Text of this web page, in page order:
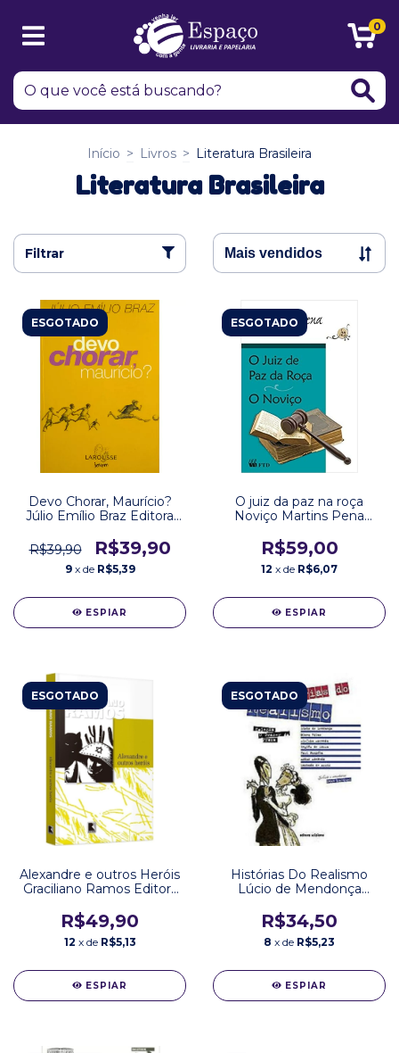
0
Início > Livros > Literatura Brasileira
Literatura Brasileira
Filtrar
ESGOTADO
Devo Chorar, Maurício?
Júlio Emílio Braz Editora
R$39,90
R$39,90
9 x de R$5,39
ESPIAR
ESGOTADO
O juiz da paz na roça
Noviço Martins Pena
R$59,00
12 x de R$6,07
ESPIAR
ESGOTADO
Alexandre e outros Heróis
Graciliano Ramos Editora
R$49,90
12 x de R$5,13
ESPIAR
ESGOTADO
Histórias Do Realismo
Lúcio de Mendonça
R$34,50
8 x de R$5,23
ESPIAR